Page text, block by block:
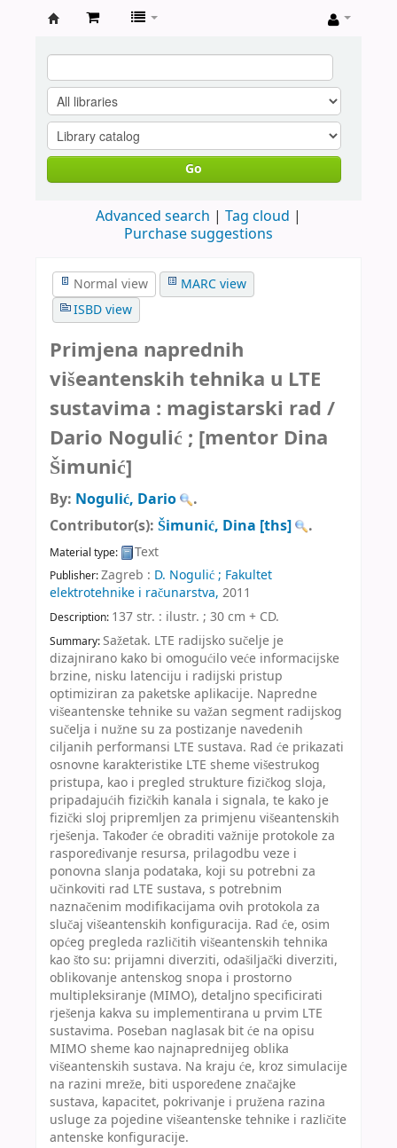
ekektrotehnike
i
računarstva
u
Zagrebu
Go
Advanced search
Tag cloud
Purchase suggestions
Normal view
MARC view
ISBD view
Primjena naprednih
višeantenskih tehnika u LTE
sustavima : magistarski rad /
Dario Nogulić ; [mentor Dina
Šimunić]
By: Nogulić, Dario
.
Contributor(s): Šimunić, Dina [ths] .
Material type: Text
Publisher:Zagreb : D. Nogulić ; Fakultet
elektrotehnike i računarstva, 2011
Description: 137 str. : ilustr. ; 30 cm + CD.
Summary:Sažetak. LTE radijsko sučelje je
dizajnirano kako bi omogućilo veće informacijske
brzine, nisku latenciju i radijski pristup
optimiziran za paketske aplikacije. Napredne
višeantenske tehnike su važan segment radijskog
sučelja i nužne su za postizanje navedenih
ciljanih performansi LTE sustava. Rad će prikazati
osnovne karakteristike LTE sheme višestrukog
pristupa, kao i pregled strukture fizičkog sloja,
pripadajućih fizičkih kanala i signala, te kako je
fizički sloj pripremljen za primjenu višeantenskih
rješenja. Također će obraditi važnije protokole za
raspoređivanje resursa, prilagodbu veze i
ponovna slanja podataka, koji su potrebni za
učinkoviti rad LTE sustava, s potrebnim
naznačenim modifikacijama ovih protokola za
slučaj višeantenskih konfiguracija. Rad će, osim
općeg pregleda različitih višeantenskih tehnika
kao što su: prijamni diverziti, odašiljački diverziti,
oblikovanje antenskog snopa i prostorno
multipleksiranje (MIMO), detaljno specificirati
rješenja kakva su implementirana u prvim LTE
sustavima. Poseban naglasak bit će na opisu
MIMO sheme kao najnaprednijeg oblika
višeantenskih sustava. Na kraju će, kroz simulacije
na razini mreže, biti uspoređene značajke
sustava, kapacitet, pokrivanje i pružena razina
usluge za pojedine višeantenske tehnike i različite
antenske konfiguracije.